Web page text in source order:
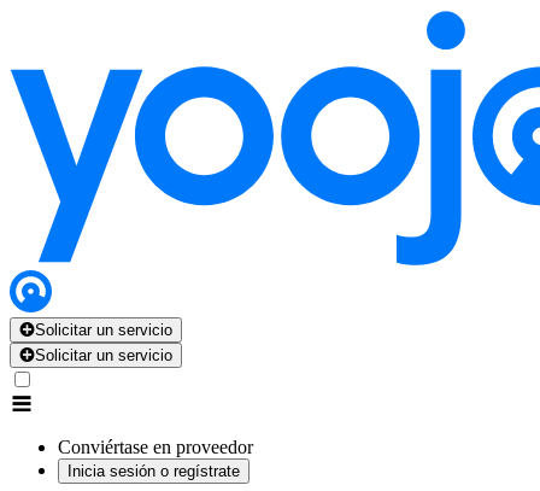
Solicitar un servicio
Solicitar un servicio
Conviértase en proveedor
Inicia sesión o regístrate